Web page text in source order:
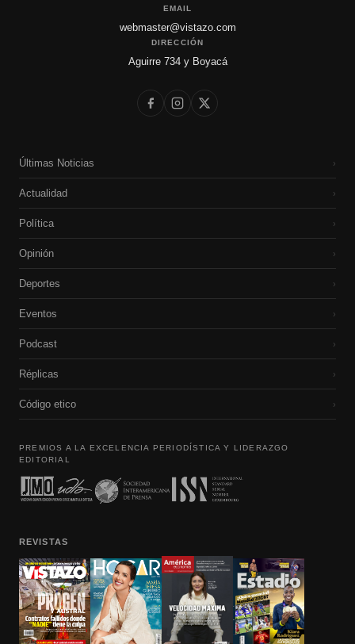
EMAIL
webmaster@vistazo.com
DIRECCIÓN
Aguirre 734 y Boyacá
Últimas Noticias ›
Actualidad ›
Política ›
Opinión ›
Deportes ›
Eventos ›
Podcast ›
Réplicas ›
Código etico ›
PREMIOS A LA EXCELENCIA PERIODÍSTICA Y LIDERAZGO
EDITORIAL
REVISTAS